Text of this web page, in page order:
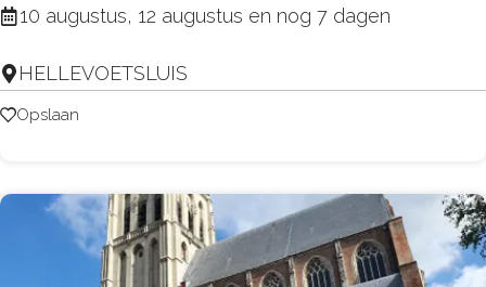
g
e
T
e
r
t
10 augustus, 12 augustus en nog 7 dagen
HELLEVOETSLUIS
Opslaan
Opslaan